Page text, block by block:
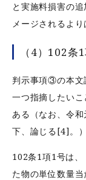
と実施料損害の
メージされるよ
（4）102条
判示事項③の本文
一つ指摘したい
ある（なお、令
下、論じる[4]。）
102条1項1号は、
た物の単位数量